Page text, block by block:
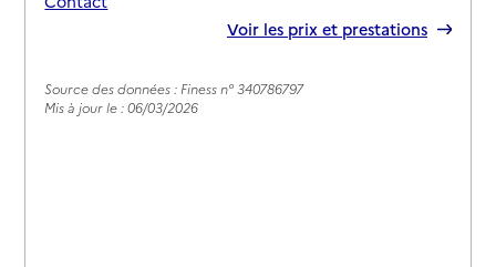
Voir les prix et prestations
Source des données : Finess n° 340786797
Mis à jour le : 06/03/2026